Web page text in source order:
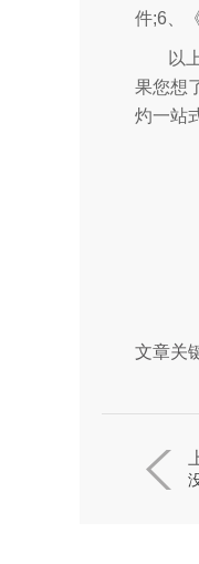
件;6、
以
果您想
灼一站
文章关